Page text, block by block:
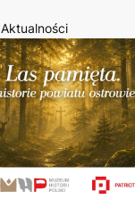
Aktualności